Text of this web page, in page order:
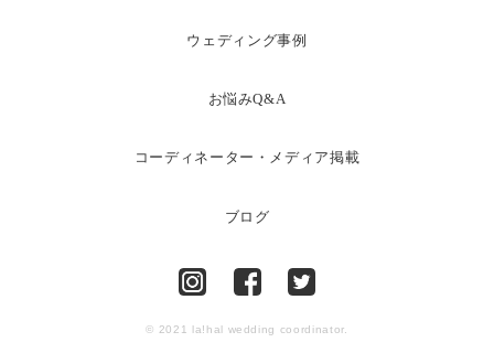
ウェディング事例
お悩みQ&A
コーディネーター・メディア掲載
ブログ
© 2021 la!hal wedding coordinator.